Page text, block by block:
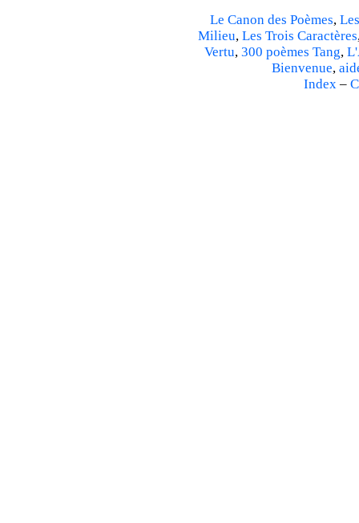
Le Canon des Poèmes,
Milieu, Les Trois Caractères
Vertu, 300 poèmes Tang,
Bienvenue,
Index –